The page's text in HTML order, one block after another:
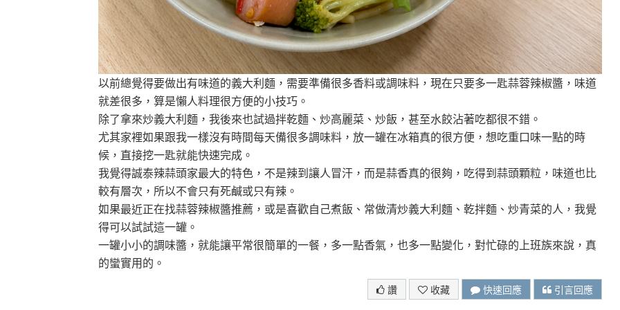
以前總覺得要做出有味道的義大利麵，需要準備很多香料或調味料，現在只要多一匙蒜蓉辣椒醬，味道
就差很多，算是懶人料理很方便的小技巧。
除了拿來炒義大利麵，我後來也試過拌乾麵、炒高麗菜、炒飯，甚至水餃沾著吃都很不錯。
尤其家裡如果跟我一樣沒有時間每天備很多調味料，放一罐在冰箱真的很方便，想吃重口味一點的時
候，直接挖一匙就能快速完成。
我覺得誠泰辣蒜頭家最大的特色，不是辣到讓人冒汗，而是蒜香真的很夠，吃得到蒜頭顆粒，味道也比
較有層次，所以不會只有死鹹或只有辣。
如果最近正在找蒜蓉辣椒醬推薦，或是喜歡自己煮飯、常做清炒義大利麵、乾拌麵、炒青菜的人，我覺
得可以試試這一罐。
一罐小小的調味醬，就能讓平常很簡單的一餐，多一點香氣，也多一點變化，對忙碌的上班族來說，真
的蠻實用的。
讚 收藏 快速回應 引言回應